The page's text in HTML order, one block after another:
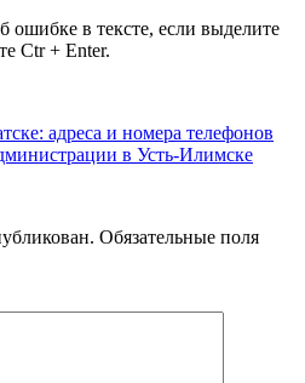
в тексте, если выделите
Ctr + Enter.
адреса и номера телефонов
в Усть-Илимске
Обязательные поля